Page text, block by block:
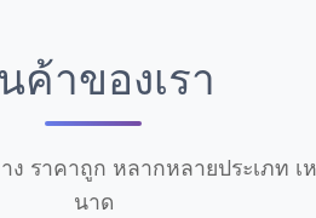
ค้าของเรา
ราคาถูก หลากหลายประเภท
นาด